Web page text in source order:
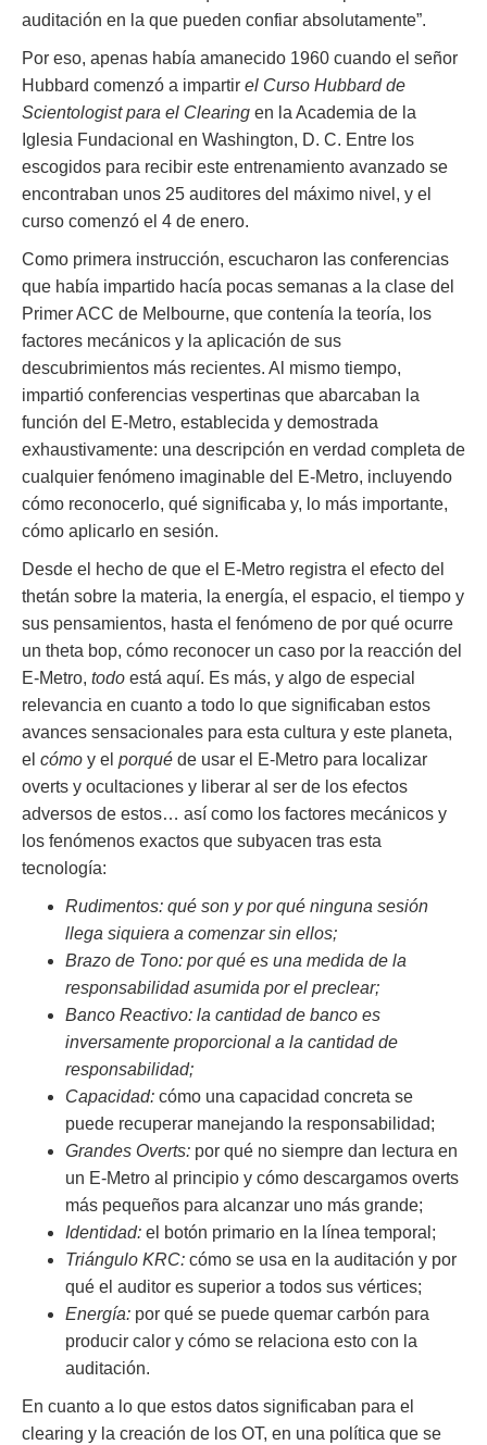
auditación en la que pueden confiar absolutamente”.
Por eso, apenas había amanecido 1960 cuando el señor
Hubbard comenzó a impartir el Curso Hubbard de
Scientologist para el Clearing en la Academia de la
Iglesia Fundacional en Washington, D. C. Entre los
escogidos para recibir este entrenamiento avanzado se
encontraban unos 25 auditores del máximo nivel, y el
curso comenzó el 4 de enero.
Como primera instrucción, escucharon las conferencias
que había impartido hacía pocas semanas a la clase del
Primer ACC de Melbourne, que contenía la teoría, los
factores mecánicos y la aplicación de sus
descubrimientos más recientes. Al mismo tiempo,
impartió conferencias vespertinas que abarcaban la
función del E-Metro, establecida y demostrada
exhaustivamente: una descripción en verdad completa de
cualquier fenómeno imaginable del E-Metro, incluyendo
cómo reconocerlo, qué significaba y, lo más importante,
cómo aplicarlo en sesión.
Desde el hecho de que el E-Metro registra el efecto del
thetán sobre la materia, la energía, el espacio, el tiempo y
sus pensamientos, hasta el fenómeno de por qué ocurre
un theta bop, cómo reconocer un caso por la reacción del
E-Metro, todo está aquí. Es más, y algo de especial
relevancia en cuanto a todo lo que significaban estos
avances sensacionales para esta cultura y este planeta,
el cómo y el porqué de usar el E-Metro para localizar
overts y ocultaciones y liberar al ser de los efectos
adversos de estos… así como los factores mecánicos y
los fenómenos exactos que subyacen tras esta
tecnología:
Rudimentos: qué son y por qué ninguna sesión
llega siquiera a comenzar sin ellos;
Brazo de Tono: por qué es una medida de la
responsabilidad asumida por el preclear;
Banco Reactivo: la cantidad de banco es
inversamente proporcional a la cantidad de
responsabilidad;
Capacidad: cómo una capacidad concreta se
puede recuperar manejando la responsabilidad;
Grandes Overts: por qué no siempre dan lectura en
un E-Metro al principio y cómo descargamos overts
más pequeños para alcanzar uno más grande;
Identidad: el botón primario en la línea temporal;
Triángulo KRC: cómo se usa en la auditación y por
qué el auditor es superior a todos sus vértices;
Energía: por qué se puede quemar carbón para
producir calor y cómo se relaciona esto con la
auditación.
En cuanto a lo que estos datos significaban para el
clearing y la creación de los OT, en una política que se